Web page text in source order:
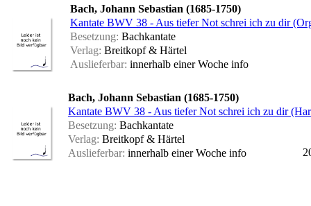
Bach, Johann Sebastian (1685-1750)
Kantate BWV 38 - Aus tiefer Not schrei ich zu dir
Besetzung: Bachkantate
Verlag: Breitkopf & Härtel
Auslieferbar: innerhalb einer Woche info
Bach, Johann Sebastian (1685-1750)
Kantate BWV 38 - Aus tiefer Not schrei ich zu dir
Besetzung: Bachkantate
Verlag: Breitkopf & Härtel
Auslieferbar: innerhalb einer Woche info